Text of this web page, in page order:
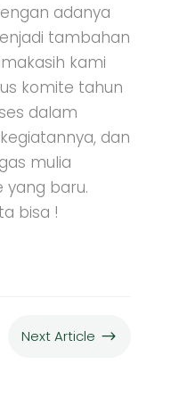
adanya
tambahan
kami
komite tahun
dalam
dan
mulia
yang baru.
bisa !
Next Article $